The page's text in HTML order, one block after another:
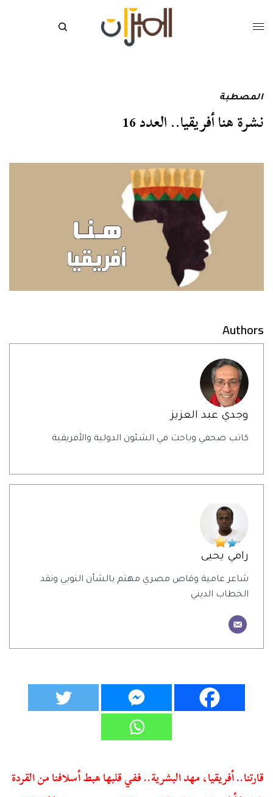
المصطبة
نشرة هنا أفريقيا.. العدد 16
Authors
وجدي عبد العزيز
كاتب صحفي وباحث في الشئون الدولية والأفريقية
رامي يحيى
شاعر عامية وقاص مصري مهتم بالشأن النوبي ونقد
الخطاب الديني
قارتنا.. أفريقيا، مهد البشرية.. ففي قلبها هبط أسلافنا من القردة